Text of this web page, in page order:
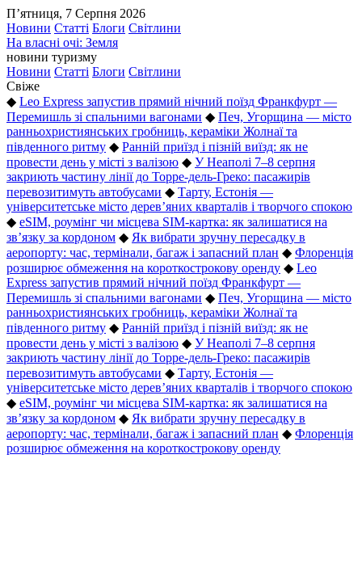
П’ятниця, 7 Серпня 2026
Новини Статті Блоги Світлини
На власні очі: Земля
новини туризму
Новини Статті Блоги Світлини
Свіже
◆ Leo Express запустив прямий нічний поїзд Франкфурт —
Перемишль зі спальними вагонами ◆ Печ, Угорщина — місто
ранньохристиянських гробниць, кераміки Жолнаї та
південного ритму ◆ Ранній приїзд і пізній виїзд: як не
провести день у місті з валізою ◆ У Неаполі 7–8 серпня
закриють частину лінії до Торре-дель-Греко: пасажирів
перевозитимуть автобусами ◆ Тарту, Естонія —
університетське місто дерев’яних кварталів і творчого спокою
◆ eSIM, роумінг чи місцева SIM-картка: як залишатися на
зв’язку за кордоном ◆ Як вибрати зручну пересадку в
аеропорту: час, термінали, багаж і запасний план ◆ Флоренція
розширює обмеження на короткострокову оренду ◆ Leo
Express запустив прямий нічний поїзд Франкфурт —
Перемишль зі спальними вагонами ◆ Печ, Угорщина — місто
ранньохристиянських гробниць, кераміки Жолнаї та
південного ритму ◆ Ранній приїзд і пізній виїзд: як не
провести день у місті з валізою ◆ У Неаполі 7–8 серпня
закриють частину лінії до Торре-дель-Греко: пасажирів
перевозитимуть автобусами ◆ Тарту, Естонія —
університетське місто дерев’яних кварталів і творчого спокою
◆ eSIM, роумінг чи місцева SIM-картка: як залишатися на
зв’язку за кордоном ◆ Як вибрати зручну пересадку в
аеропорту: час, термінали, багаж і запасний план ◆ Флоренція
розширює обмеження на короткострокову оренду